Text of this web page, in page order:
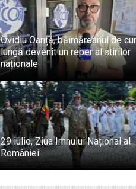
Ovidiu Oanță, băimăreanul de
lungă devenit un reper al știrilor
naționale
29 iulie, Ziua Imnului Național al
României